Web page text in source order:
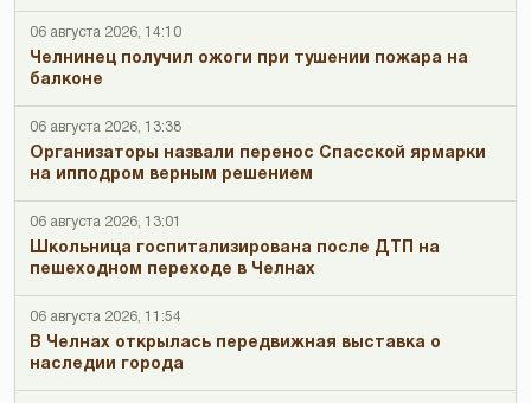
06 августа 2026, 14:10
Челнинец получил ожоги при тушении пожара на
балконе
06 августа 2026, 13:38
Организаторы назвали перенос Спасской ярмарки
на ипподром верным решением
06 августа 2026, 13:01
Школьница госпитализирована после ДТП на
пешеходном переходе в Челнах
06 августа 2026, 11:54
В Челнах открылась передвижная выставка о
наследии города